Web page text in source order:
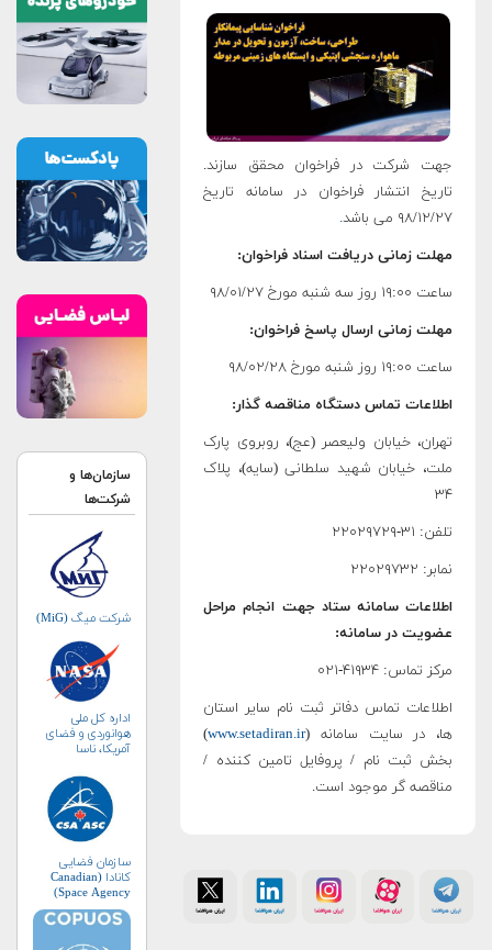
شرکت در فراخوان محقق سازند.
انتشار فراخوان در سامانه تاریخ
۲۷ می باشد
.
زمانی دریافت اسناد فراخوان:
زمانی ارسال پاسخ فراخوان:
تماس دستگاه مناقصه گذار:
خیابان ولیعصر (عج)، روبروی پارک
خیابان شهید سلطانی (سایه)، پلاک
سامانه ستاد جهت انجام مراحل
در سامانه:
تماس: ۴۱۹۳۴-۰۲۱
تماس دفاتر ثبت نام سایر استان
در سایت سامانه (www.setadiran.ir
)
ثبت نام / پروفایل تامین کننده /
گر موجود است.
سازمان‌ها و
شرکت میگ (MiG)
اداره کل ملی
هوانوردی و فضای
آمریکا، ناسا
سازمان فضایی
کانادا (Canadian
Space Agency)